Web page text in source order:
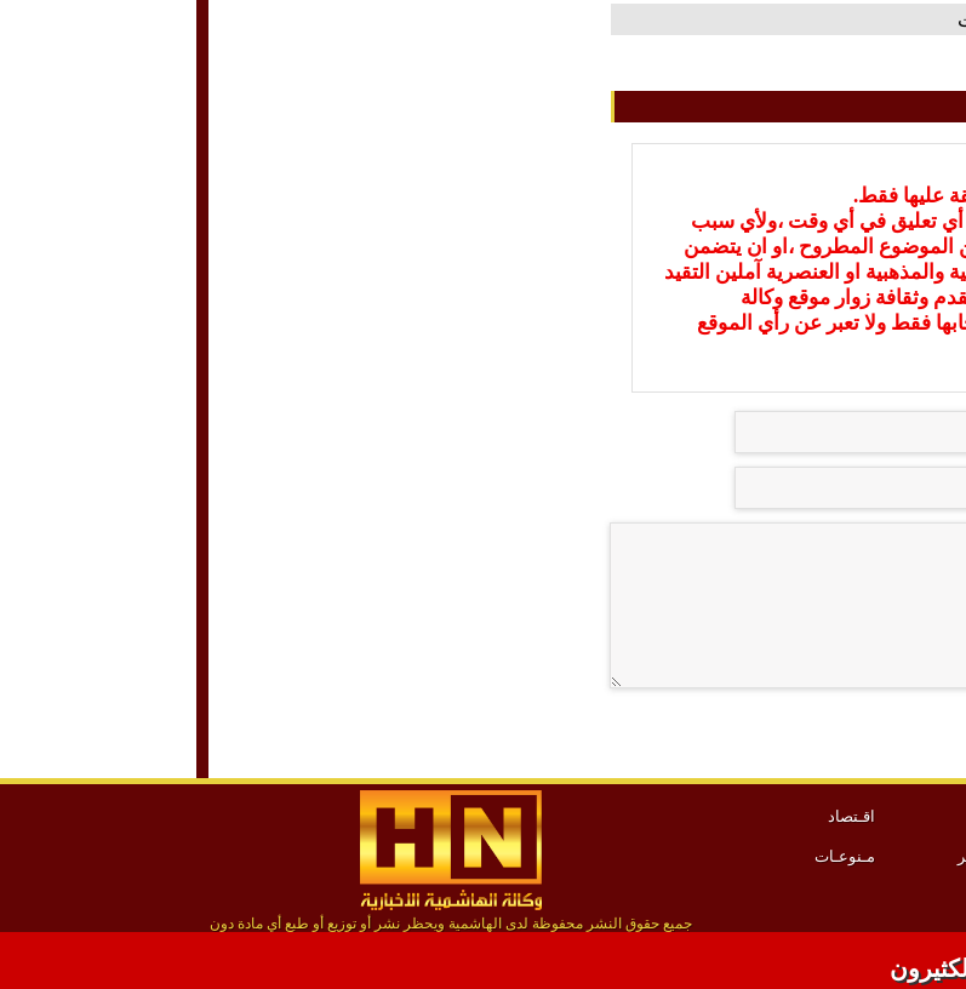
عليها فقط.
أي تعليق في أي وقت ،ولأي سبب
الموضوع المطروح ،او ان يتضمن
والمذهبية او العنصرية آملين التقيد
وثقافة زوار موقع وكالة
فقط ولا تعبر عن رأي الموقع
اقـتصاد
مـنوعـات
جميع حقوق النشر محفوظة لدى الهاشمية ويحظر نشر أو توزيع أو طبع أي مادة دون